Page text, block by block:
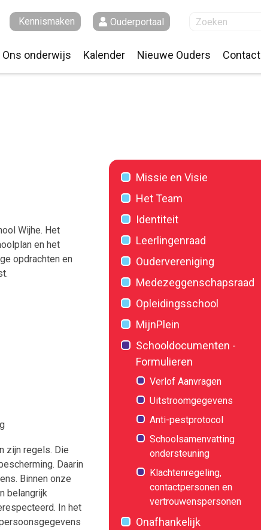
Kennismaken Ouderportaal
- Formulieren
en vertrouwenspersonen
ouders
Ons onderwijs
Onze visie op het (jonge) kind
Kalender
Gymrooster
Nieuwe Ouders
Je kind gaat naar school!
Contact
Locatie Boerhaar
Wijhe. Het
en het
opdrachten en
zijn regels. Die
Daarin
Binnen onze
belangrijk
In het
Missie en Visie
Het Team
Identiteit
Leerlingenraad
Oudervereniging
Medezeggenschapsraad
Opleidingsschool
MijnPlein
Schooldocumenten -
Formulieren
Verlof Aanvragen
Uitstroomgegevens
Anti-pestprotocol
Schoolsamenvatting
ondersteuning
Klachtenregeling,
contactpersonen en
vertrouwenspersonen
Onafhankelijk